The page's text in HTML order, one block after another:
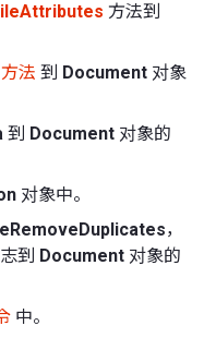
方法到
方法 到 Document 对象
到 Document 对象的
对象中。
，
到 Document 对象的
中。